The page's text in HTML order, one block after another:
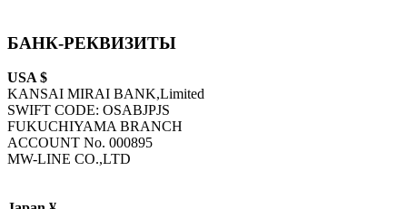
БАНК-РЕКВИЗИТЫ
USA $
KANSAI MIRAI BANK,Limited
SWIFT CODE: OSABJPJS
FUKUCHIYAMA BRANCH
ACCOUNT No. 000895
MW-LINE CO.,LTD